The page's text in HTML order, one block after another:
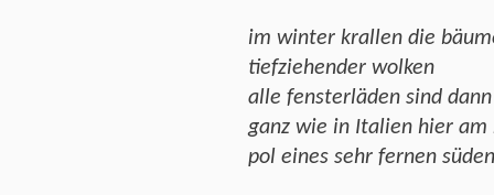
im winter krallen die
tiefziehender wolken
alle fensterläden sind dann
ganz wie in Italien hier am
pol eines sehr fernen